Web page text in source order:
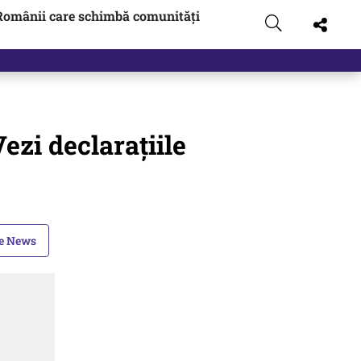
care schimbă comunități
declarațiile
News